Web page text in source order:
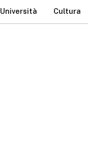
Università Cultura